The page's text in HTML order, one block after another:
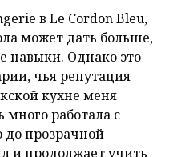
в Le Cordon Bleu,
может дать больше,
навыки. Однако это
чья репутация
кухне меня
работала с
до прозрачной
и продолжает учить